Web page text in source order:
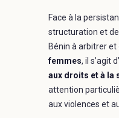
Face à la
structuration et
Bénin à arbitrer
femmes, il s’agit
aux droits et à la
attention
aux violences et